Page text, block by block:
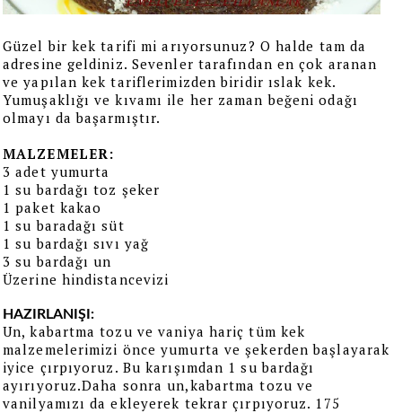
Güzel bir kek tarifi mi arıyorsunuz? O halde tam da
adresine geldiniz. Sevenler tarafından en çok aranan
ve yapılan kek tariflerimizden biridir ıslak kek.
Yumuşaklığı ve kıvamı ile her zaman beğeni odağı
olmayı da başarmıştır.
MALZEMELER:
3 adet yumurta
1 su bardağı toz şeker
1 paket kakao
1 su baradağı süt
1 su bardağı sıvı yağ
3 su bardağı un
Üzerine hindistancevizi
HAZIRLANIŞI:
Un, kabartma tozu ve vaniya hariç tüm kek
malzemelerimizi önce yumurta ve şekerden başlayarak
iyice çırpıyoruz. Bu karışımdan 1 su bardağı
ayırıyoruz.Daha sonra un,kabartma tozu ve
vanilyamızı da ekleyerek tekrar çırpıyoruz. 175